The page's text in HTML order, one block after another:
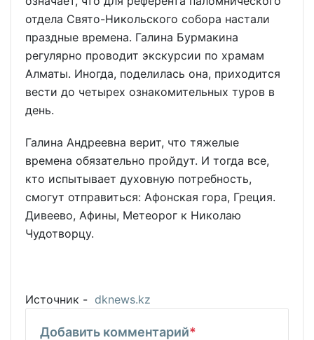
отдела Свято-Никольского собора настали
праздные времена. Галина Бурмакина
регулярно проводит экскурсии по храмам
Алматы. Иногда, поделилась она, приходится
вести до четырех ознакомительных туров в
день.
Галина Андреевна верит, что тяжелые
времена обязательно пройдут. И тогда все,
кто испытывает духовную потребность,
смогут отправиться: Афонская гора, Греция.
Дивеево, Афины, Метеорог к Николаю
Чудотворцу.
Источник - dknews.kz
Добавить комментарий*